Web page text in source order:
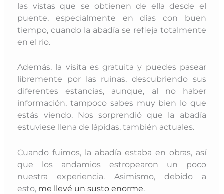
las vistas que se obtienen de ella desde el
puente, especialmente en días con buen
tiempo, cuando la abadía se refleja totalmente
en el rio.
Además, la visita es gratuita y puedes pasear
libremente por las ruinas, descubriendo sus
diferentes estancias, aunque, al no haber
información, tampoco sabes muy bien lo que
estás viendo. Nos sorprendió que la abadía
estuviese llena de lápidas, también actuales.
Cuando fuimos, la abadía estaba en obras, así
que los andamios estropearon un poco
nuestra experiencia. Asimismo, debido a
esto, me llevé un susto enorme.